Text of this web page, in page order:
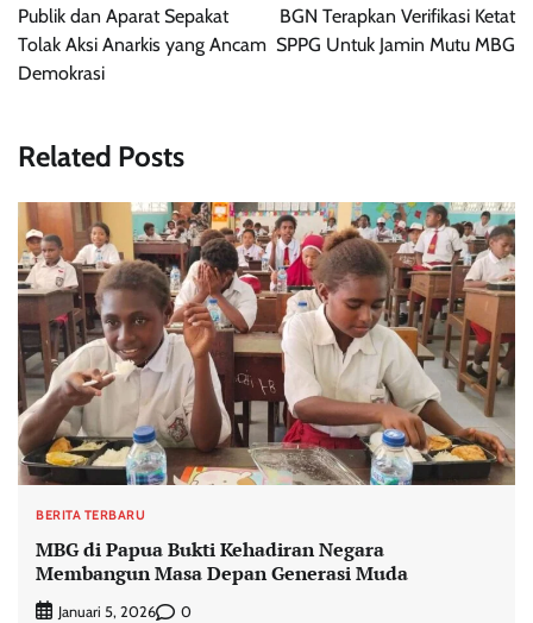
pos
Publik dan Aparat Sepakat
Tolak Aksi Anarkis yang Ancam
Demokrasi
BGN Terapkan Verifikasi Ketat
SPPG Untuk Jamin Mutu MBG
Related Posts
BERITA TERBARU
MBG di Papua Bukti Kehadiran Negara
Membangun Masa Depan Generasi Muda
Januari 5, 2026 0